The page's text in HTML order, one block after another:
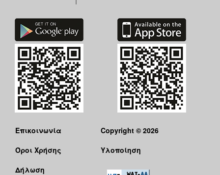
Επικοινωνία
Όροι Χρήσης
Δήλωση
Copyright © 2026
Υλοποίηση